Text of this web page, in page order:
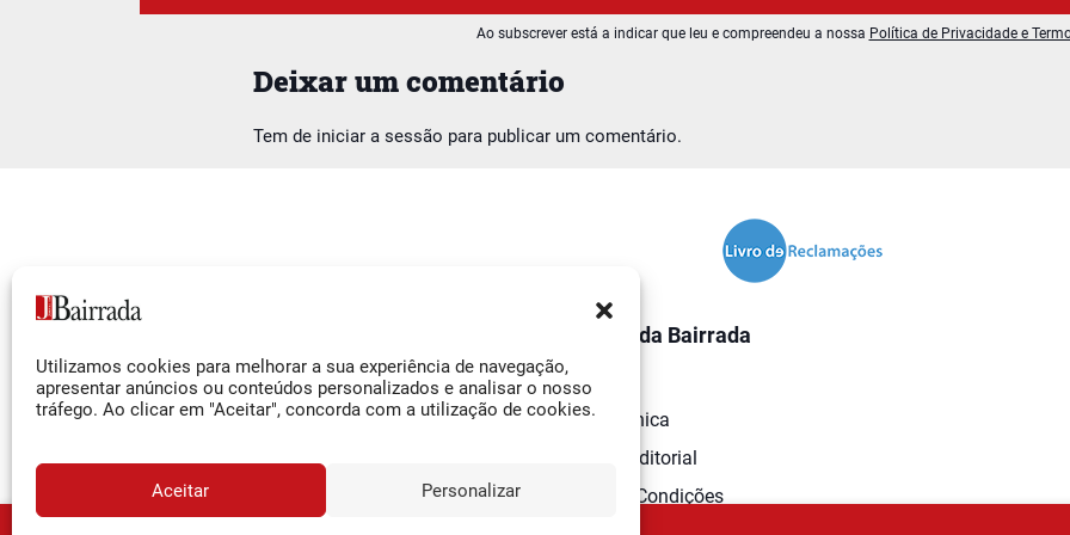
Utilizamos cookies para melhorar a sua experiência de navegação,
apresentar anúncios ou conteúdos personalizados e analisar o nosso
tráfego. Ao clicar em "Aceitar", concorda com a utilização de cookies.
Aceitar Personalizar
Deixar um comentário
Tem de iniciar a sessão para publicar um comentário.
Ao subscrever está a indicar que leu e compreendeu a nossa Política de Privacidade e
Facebook
Instagram
YouTube
O Jornal da Bairrada
Contactos
Ficha Técnica
Estatuto Editorial
Termos e Condições